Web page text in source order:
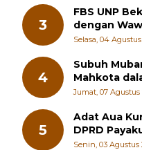
3
FBS UNP
dengan
Selasa, 04 Agustus
4
Subuh
Mahkota
Jumat, 07 Agustus
5
Adat Aua
DPRD
Generasi
Senin, 03 Agustus